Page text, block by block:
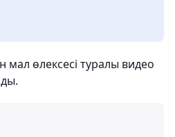
мал өлексесі туралы видео